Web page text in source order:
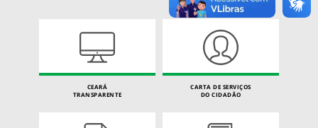
CEARÁ
TRANSPARENTE
CARTA DE SERVIÇOS
DO CIDADÃO